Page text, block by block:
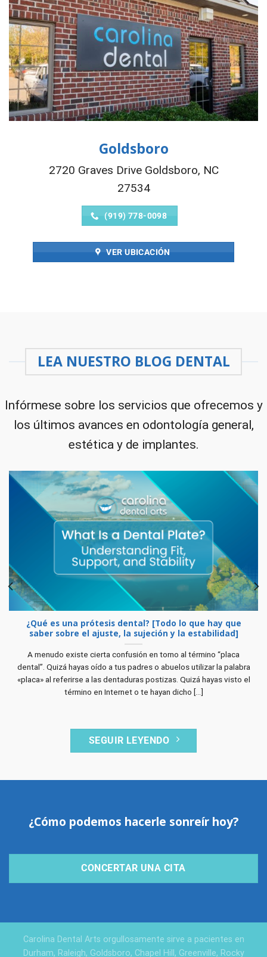
Goldsboro
2720 Graves Drive Goldsboro, NC
27534
(919) 778-0098
VER UBICACIÓN
LEA NUESTRO BLOG DENTAL
Infórmese sobre los servicios que ofrecemos y
los últimos avances en odontología general,
estética y de implantes.
¿Qué es una prótesis dental? [Todo lo que hay que
saber sobre el ajuste, la sujeción y la estabilidad]
A menudo existe cierta confusión en torno al término “placa
dental”. Quizá hayas oído a tus padres o abuelos utilizar la palabra
«placa» al referirse a las dentaduras postizas. Quizá hayas visto el
término en Internet o te hayan dicho [...]
SEGUIR LEYENDO
¿Cómo podemos hacerle sonreír hoy?
CONCERTAR UNA CITA
Carolina Dental Arts orgullosamente sirve a pacientes en
Durham, Raleigh, Goldsboro, Chapel Hill, Greenville, Rocky